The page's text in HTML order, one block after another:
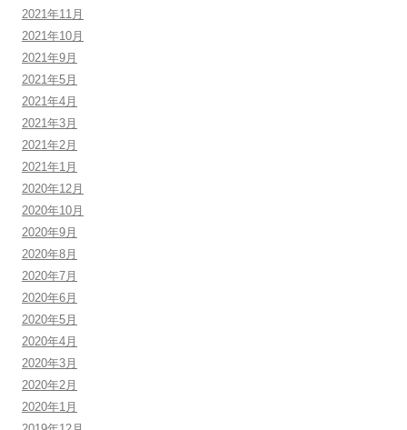
2021年11月
2021年10月
2021年9月
2021年5月
2021年4月
2021年3月
2021年2月
2021年1月
2020年12月
2020年10月
2020年9月
2020年8月
2020年7月
2020年6月
2020年5月
2020年4月
2020年3月
2020年2月
2020年1月